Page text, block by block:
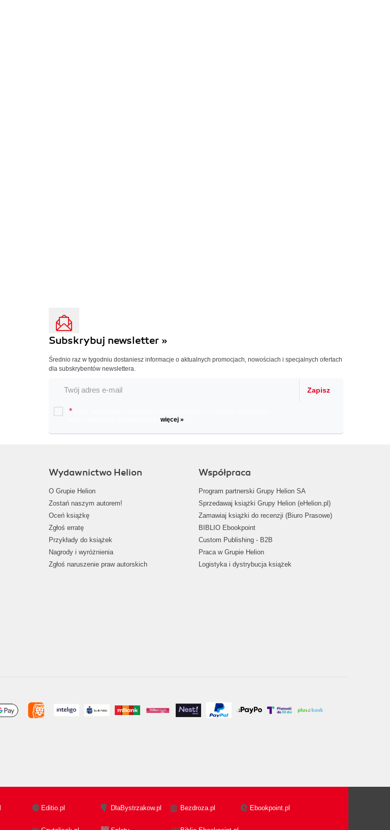
Subskrybuj newsletter »
Średnio raz w tygodniu dostaniesz informacje o aktualnych promocjach, nowościach i specjalnych ofertach
dla subskrybentów newslettera.
Zapisz
*
więcej »
Wydawnictwo Helion
O Grupie Helion
Zostań naszym autorem!
Oceń książkę
Zgłoś erratę
Przykłady do książek
Nagrody i wyróżnienia
Zgłoś naruszenie praw autorskich
Współpraca
Program partnerski Grupy Helion SA
Sprzedawaj książki Grupy Helion (eHelion.pl)
Zamawiaj książki do recenzji (Biuro Prasowe)
BIBLIO Ebookpoint
Custom Publishing - B2B
Praca w Grupie Helion
Logistyka i dystrybucja książek
Editio.pl DlaBystrzakow.pl Bezdroza.pl Ebookpoint.pl